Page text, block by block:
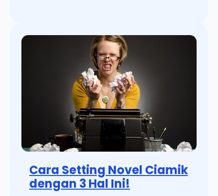
Cara Setting Novel Ciamik
dengan 3 Hal Ini!